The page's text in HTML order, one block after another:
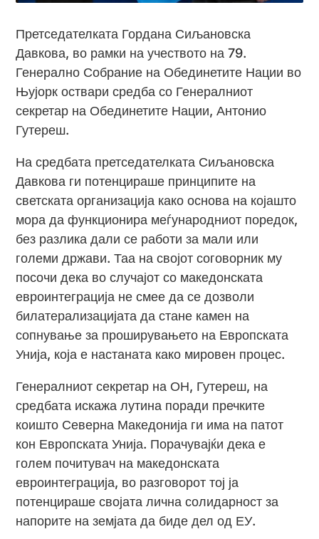
Претседателката Гордана Сиљановска
Давкова, во рамки на учеството на 79.
Генерално Собрание на Обединетите Нации во
Њујорк оствари средба со Генералниот
секретар на Обединетите Нации, Антонио
Гутереш.
На средбата претседателката Сиљановска
Давкова ги потенцираше принципите на
светската организација како основа на којашто
мора да функционира меѓународниот поредок,
без разлика дали се работи за мали или
големи држави. Таа на својот соговорник му
посочи дека во случајот со македонската
евроинтеграција не смее да се дозволи
билатерализацијата да стане камен на
сопнување за проширувањето на Европската
Унија, која е настаната како мировен процес.
Генералниот секретар на ОН, Гутереш, на
средбата искажа лутина поради пречките
коишто Северна Македонија ги има на патот
кон Европската Унија. Порачувајќи дека е
голем почитувач на македонската
евроинтеграција, во разговорот тој ја
потенцираше својата лична солидарност за
напорите на земјата да биде дел од ЕУ.